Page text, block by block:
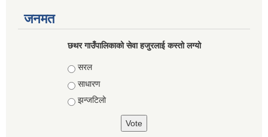
जनमत
छथर गाउँपालिकाको सेवा हजुरलाई कस्तो लग्यो
Choices
सरल
साधारण
झन्जटिलो